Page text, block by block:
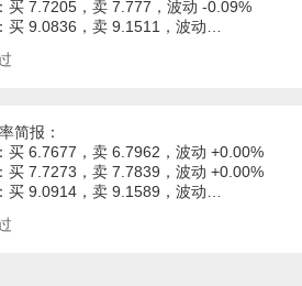
买 7.7205，卖 7.777，波动 -0.09%
买 9.0836，卖 9.1511，波动…
简报：
买 6.7677，卖 6.7962，波动 +0.00%
买 7.7273，卖 7.7839，波动 +0.00%
买 9.0914，卖 9.1589，波动…